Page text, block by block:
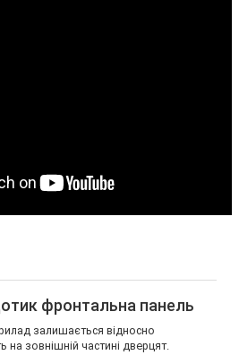
фронтальна панель
залишається відносно
на зовнішній частині дверцят.